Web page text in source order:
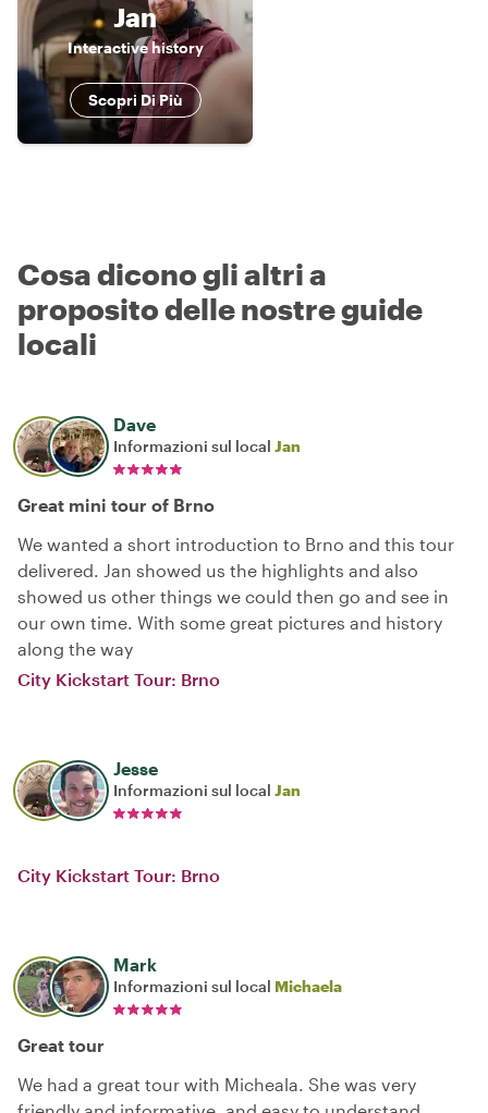
Jan
Interactive history
Scopri Di Più
Cosa dicono gli altri a
proposito delle nostre guide
locali
Dave
Informazioni sul local Jan
Great mini tour of Brno
We wanted a short introduction to Brno and this tour
delivered. Jan showed us the highlights and also
showed us other things we could then go and see in
our own time. With some great pictures and history
along the way
City Kickstart Tour: Brno
Jesse
Informazioni sul local Jan
City Kickstart Tour: Brno
Mark
Informazioni sul local Michaela
Great tour
We had a great tour with Micheala. She was very